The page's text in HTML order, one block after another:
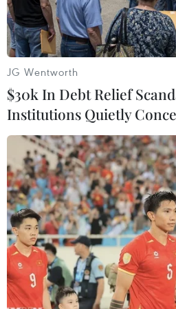
Quân dân Hà Nội chiến đấu
TTXVN)
Ngày 16/12, tọa đàm “Bản
Đông năm 1946” do Bảo
tái hiện hình ảnh quân và
JG Wentworth
$30k In Debt Relief
Institutions Quietly